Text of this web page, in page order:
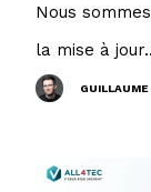
Nous
la mise à